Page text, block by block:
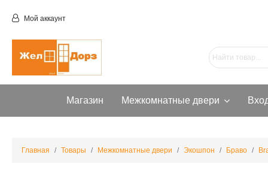
Мой аккаунт
Магазин Межкомнатные двери
Главная Товары Межкомнатные двери Экошпон Браво